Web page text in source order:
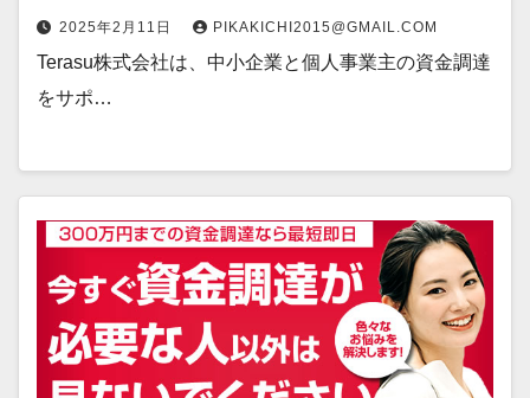
2025年2月11日 PIKAKICHI2015@GMAIL.COM
Terasu株式会社は、中小企業と個人事業主の資金調達
をサポ…